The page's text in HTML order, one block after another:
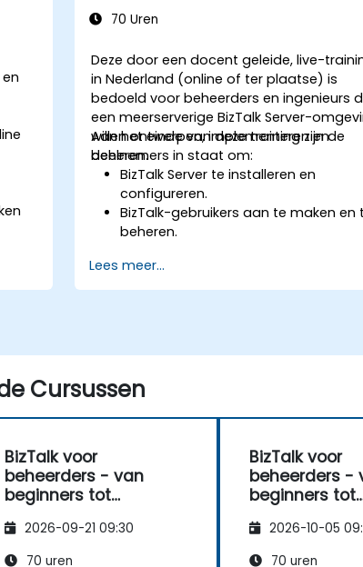
uit
70 Uren
Deze door een docent geleide, live-
in Nederland (online of ter plaatse) is
bedoeld voor beheerders en ingenieurs
een meerserverige BizTalk Server-
willen ontwerpen, implementeren en
beheren.
Aan het einde van deze training zijn de
deelnemers in staat om:
BizTalk Server te installeren en
configureren.
BizTalk-gebruikers aan te maken en
beheren.
in te stellen en te beveiligen.
EDI-gebaseerde integratie met
toepassingen te automatiseren.
monitoren en analyseren.
effectief noodherstel voor BizTalk
Server te plannen en uit te voeren.
De prestaties van BizTalk Server en
bijbehorende omgeving te
optimaliseren.
Het monitoren van bedrijfsactiviteiten
Lees meer...
Cursussen
BizTalk voor
beheerders - van
beginners tot
2026-09-21 09:30
70 uren
BizTalk voor
beheerders -
beginners tot
2026-10-05
70 uren